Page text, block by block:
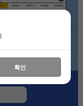
확인